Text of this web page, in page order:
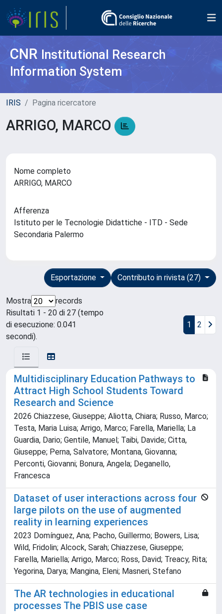
CNR Institutional Research
Information System
IRIS Pagina ricercatore
ARRIGO, MARCO
Nome completo
ARRIGO, MARCO
Afferenza
Istituto per le Tecnologie Didattiche - ITD - Sede
Secondaria Palermo
Contributo in rivista (27)
Esportazione
Mostra
records
Risultati 1 - 20 di 27 (tempo
di esecuzione: 0.041
secondi).
1 2
Multidisciplinary Education Pathways to
Attract High School Students Toward
Research and Science
2026 Chiazzese, Giuseppe; Aliotta, Chiara; Russo, Marco;
Testa, Maria Luisa; Arrigo, Marco; Farella, Mariella; La
Guardia, Dario; Gentile, Manuel; Taibi, Davide; Citta,
Giuseppe; Perna, Salvatore; Montana, Giovanna;
Perconti, Giovanni; Bonura, Angela; Deganello,
Francesca
Dataset of user interactions across four
large pilots on the use of augmented
reality in learning experiences
2023 Domínguez, Ana; Pacho, Guillermo; Bowers, Lisa;
Wild, Fridolin; Alcock, Sarah; Chiazzese, Giuseppe;
Farella, Mariella; Arrigo, Marco; Ross, David; Treacy, Rita;
Yegorina, Darya; Mangina, Eleni; Masneri, Stefano
The AR technologies in educational
processes The PBIS use case